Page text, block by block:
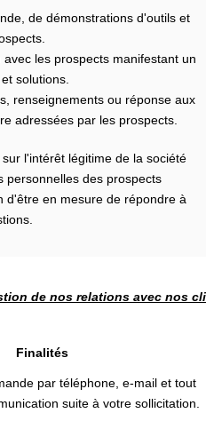
de démonstrations d'outils et
les prospects manifestant un
solutions.
renseignements ou réponse aux
adressées par les prospects.
l'intérêt légitime de la société
personnelles des prospects
d'être en mesure de répondre à
de nos relations avec nos
Finalités
par téléphone, e-mail et tout
suite à votre sollicitation.